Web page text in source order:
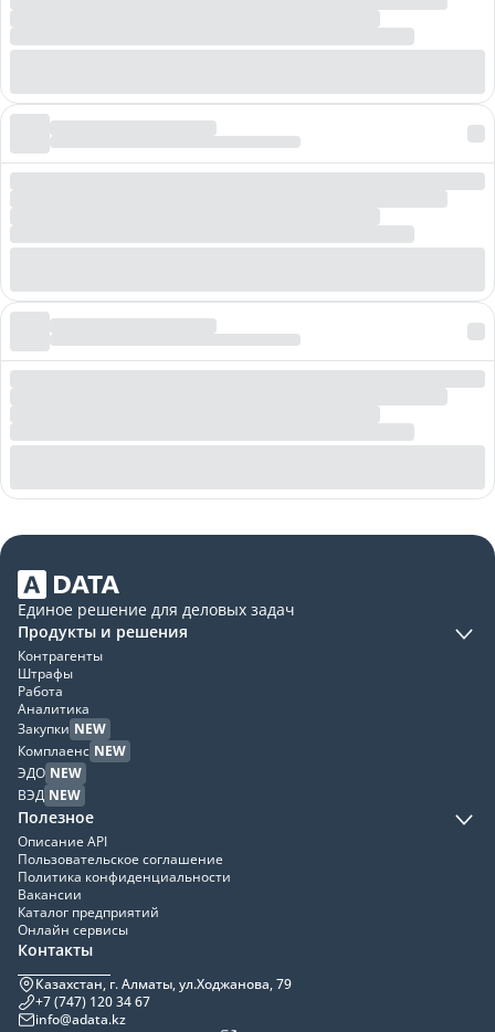
Единое решение для деловых задач
Продукты и решения
Контрагенты
Штрафы
Работа
Аналитика
Закупки NEW
Комплаенс NEW
ЭДО NEW
ВЭД NEW
Полезное
Описание API
Пользовательское соглашение
Политика конфиденциальности
Вакансии
Каталог предприятий
Онлайн сервисы
Контакты
Казахстан, г. Алматы, ул.Ходжанова, 79
+7 (747) 120 34 67
info@adata.kz